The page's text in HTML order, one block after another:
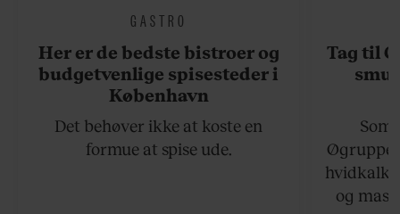
GASTRO
Her er de bedste bistroer og
budgetvenlige spisesteder i
København
Det behøver ikke at koste en
formue at spise ude.
Tag til
og